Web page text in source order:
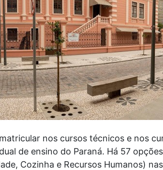
nos cursos técnicos e nos
de ensino do Paraná. Há 57
Cozinha e Recursos Humanos)